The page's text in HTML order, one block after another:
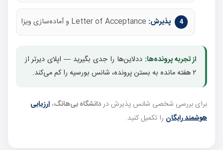
پذیرش:
از تجربه پرونده‌ها: ددلاین‌ها را جدی بگیرید — اپلای دیرتر از
۲ هفته مانده به بستن پرونده، شانس بورسیه را کم می‌کند.
برای بررسی شخصی شانس پذیرش دردانشگاه بی‌هانگ، ارزیابی
هوشمند رایگان را تکمیل کنید.